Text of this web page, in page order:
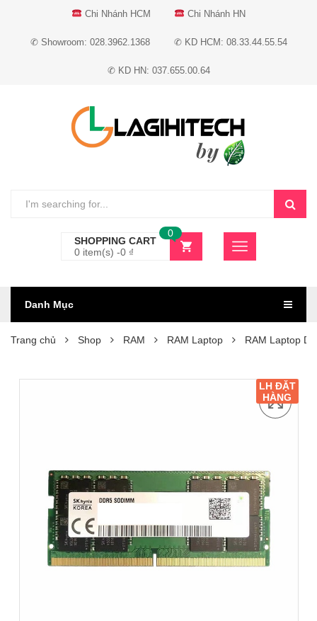
Chi Nhánh HCM Chi Nhánh HN
✆ Showroom: 028.3962.1368 ✆ KD HCM: 08.33.44.55.54
✆ KD HN: 037.655.00.64
SHOPPING CART
0 item(s) -0 ₫
0
Danh Mục
Trang chủ Shop RAM RAM Laptop RAM Laptop
LH ĐẶT
HÀNG